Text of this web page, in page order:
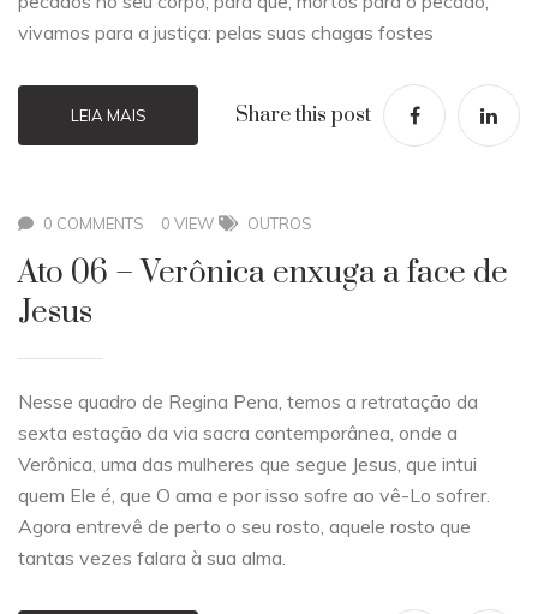
vivamos para a justiça: pelas suas chagas fostes
LEIA MAIS Share this post
0 COMMENTS 0 VIEW OUTROS
Ato 06 – Verônica enxuga a face de
Jesus
Nesse quadro de Regina Pena, temos a retratação da
sexta estação da via sacra contemporânea, onde a
Verônica, uma das mulheres que segue Jesus, que intui
quem Ele é, que O ama e por isso sofre ao vê-Lo sofrer.
Agora entrevê de perto o seu rosto, aquele rosto que
tantas vezes falara à sua alma.